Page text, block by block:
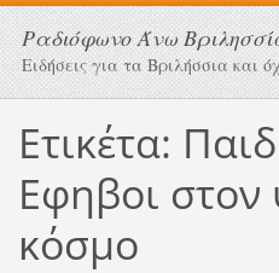
Ραδιόφωνο Άνω
Ειδήσεις για τα Βριλήσσια και
Ετικέτα:
Εφηβοι
κόσμο